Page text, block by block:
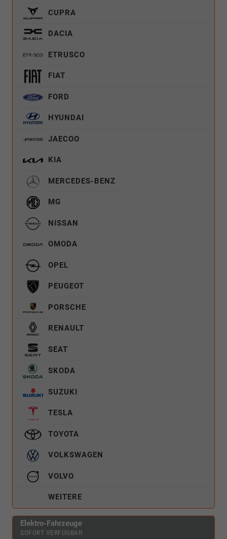
CUPRA
DACIA
ETRUSCO
FIAT
FORD
HYUNDAI
JAECOO
KIA
MERCEDES-BENZ
MG
NISSAN
OMODA
OPEL
PEUGEOT
PORSCHE
RENAULT
SEAT
SKODA
SUZUKI
TESLA
TOYOTA
VOLKSWAGEN
VOLVO
WEITERE
Elektro-Fahrzeuge
SOFORT VERFÜGBAR